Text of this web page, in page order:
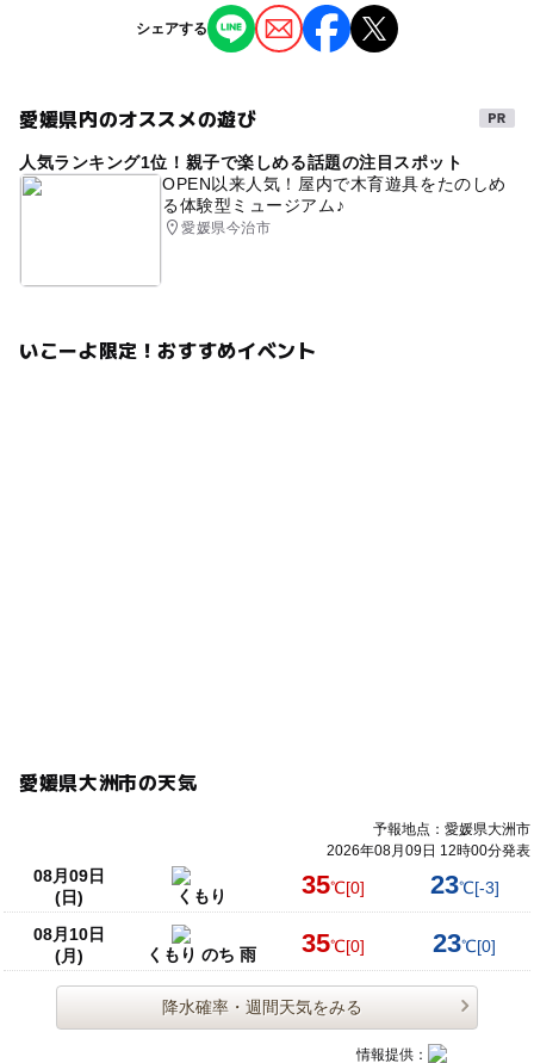
※掲載の情報は天候や主催者側の都合などにより変更にな
ることがあります。
シェアする
愛媛県内のオススメの遊び
人気ランキング1位！親子で楽しめる話題の注目スポット
OPEN以来人気！屋内で木育遊具をたのしめ
る体験型ミュージアム♪
愛媛県今治市
いこーよ限定！おすすめイベント
愛媛県大洲市の天気
予報地点：愛媛県大洲市
2026年08月09日 12時00分発表
08月09日
(日)
くもり 35℃[0] 23℃[-3]
08月10日
(月)
くもり のち 雨 35℃[0] 23℃[0]
降水確率・週間天気をみる
情報提供：